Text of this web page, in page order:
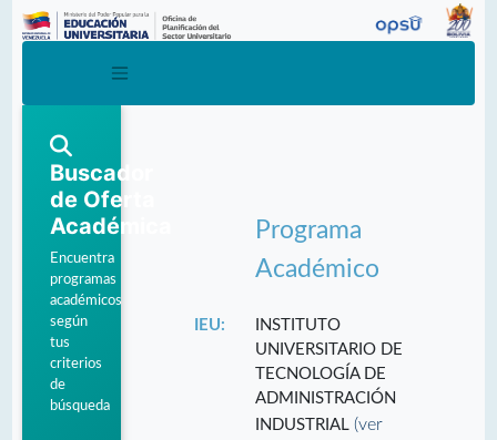
Buscador
de Oferta
Académica
Encuentra
programas
académicos
según
tus
criterios
de
búsqueda
Programa
Académico
IEU:
INSTITUTO
UNIVERSITARIO DE
TECNOLOGÍA DE
ADMINISTRACIÓN
INDUSTRIAL(ver